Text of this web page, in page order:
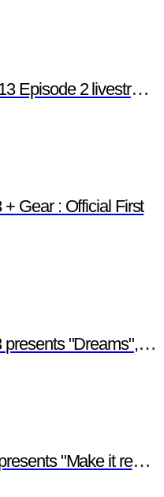
2 livestream (full length)
Gear : Official First
a digital short film
it real", a digital short film